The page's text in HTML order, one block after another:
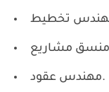
مهندس عقود.